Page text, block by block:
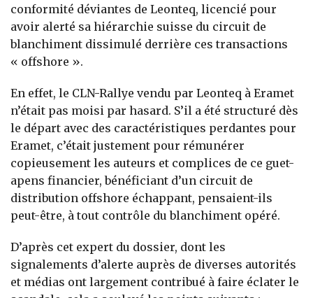
conformité déviantes de Leonteq, licencié pour
avoir alerté sa hiérarchie suisse du circuit de
blanchiment dissimulé derrière ces transactions
« offshore ».
En effet, le CLN-Rallye vendu par Leonteq à Eramet
n’était pas moisi par hasard. S’il a été structuré dès
le départ avec des caractéristiques perdantes pour
Eramet, c’était justement pour rémunérer
copieusement les auteurs et complices de ce guet-
apens financier, bénéficiant d’un circuit de
distribution offshore échappant, pensaient-ils
peut-être, à tout contrôle du blanchiment opéré.
D’après cet expert du dossier, dont les
signalements d’alerte auprès de diverses autorités
et médias ont largement contribué à faire éclater le